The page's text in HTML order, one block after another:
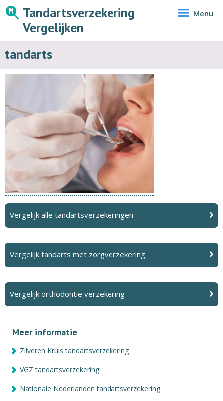
Tandartsverzekering
Vergelijken
Menu
tandarts
Vergelijk alle tandartsverzekeringen
Vergelijk tandarts met zorgverzekering
Vergelijk orthodontie verzekering
Meer informatie
Zilveren Kruis tandartsverzekering
VGZ tandartsverzekering
Nationale Nederlanden tandartsverzekering